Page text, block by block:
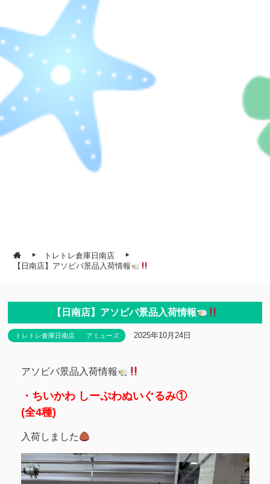
トレトレ倉庫日南店
【日南店】アソビバ景品入荷情報
【日南店】アソビバ景品入荷情報
トレトレ倉庫日南店 アミューズ 2025年10月24日
アソビバ景品入荷情報
・ちいかわ しーぷわぬいぐるみ①
(全4種)
入荷しました